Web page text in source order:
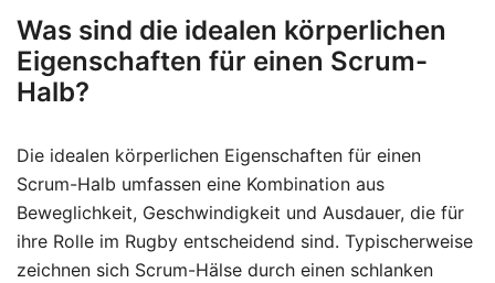
Was sind die idealen körperlichen
Eigenschaften für einen Scrum-
Halb?
Die idealen körperlichen Eigenschaften für einen
Scrum-Halb umfassen eine Kombination aus
Beweglichkeit, Geschwindigkeit und Ausdauer, die für
ihre Rolle im Rugby entscheidend sind. Typischerweise
zeichnen sich Scrum-Hälse durch einen schlanken